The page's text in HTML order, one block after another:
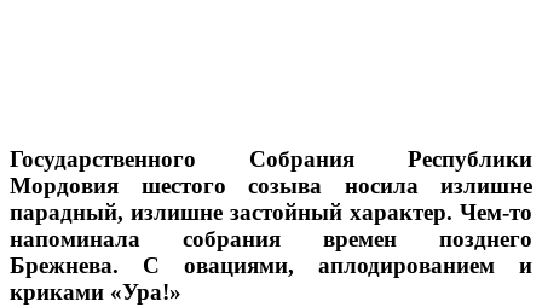
Государственного Собрания Республики
Мордовия шестого созыва носила излишне
парадный, излишне застойный характер. Чем-то
напоминала собрания времен позднего
Брежнева. С овациями, аплодированием и
криками «Ура!»